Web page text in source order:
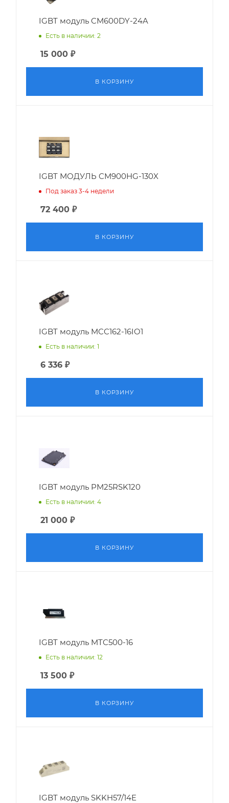
IGBT модуль CM600DY-24A
Есть в наличии: 2
15 000 ₽
В КОРЗИНУ
IGBT МОДУЛЬ CM900HG-130X
Под заказ 3-4 недели
72 400 ₽
В КОРЗИНУ
IGBT модуль MCC162-16IO1
Есть в наличии: 1
6 336 ₽
В КОРЗИНУ
IGBT модуль PM25RSK120
Есть в наличии: 4
21 000 ₽
В КОРЗИНУ
IGBT модуль MTC500-16
Есть в наличии: 12
13 500 ₽
В КОРЗИНУ
IGBT модуль SKKH57/14E